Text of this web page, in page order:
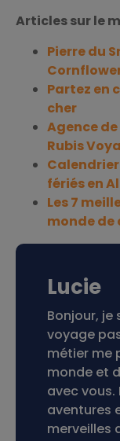
Articles sur le
Pierre du
Partez en
cher
Agence
Rubis
fériés en
Les 7
monde de
Lucie
Bonjour, je
voyage
métier me
monde et
avec
aventures
merveilles